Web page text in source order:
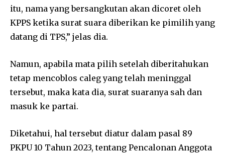
itu, nama yang bersangkutan akan dicoret oleh
KPPS ketika surat suara diberikan ke pimilih yang
datang di TPS,” jelas dia.
Namun, apabila mata pilih setelah diberitahukan
tetap mencoblos caleg yang telah meninggal
tersebut, maka kata dia, surat suaranya sah dan
masuk ke partai.
Diketahui, hal tersebut diatur dalam pasal 89
PKPU 10 Tahun 2023, tentang Pencalonan Anggota